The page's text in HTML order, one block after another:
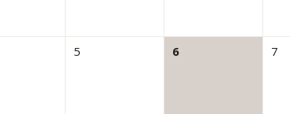
5 6 7